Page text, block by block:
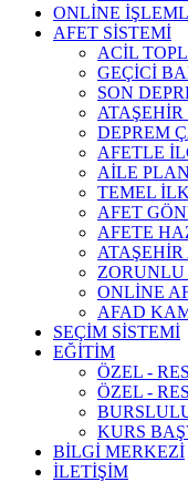
ONLİNE
AFET SİSTEMİ
ACİL
GEÇİCİ
SON
DEPREM
AFETLE
AİLE
TEMEL
AFET
AFETE
ZORUNLU
ONLİNE
AFAD
SEÇİM SİSTEMİ
EĞİTİM
ÖZEL -
ÖZEL -
KURS
BİLGİ MERKEZİ
İLETİŞİM